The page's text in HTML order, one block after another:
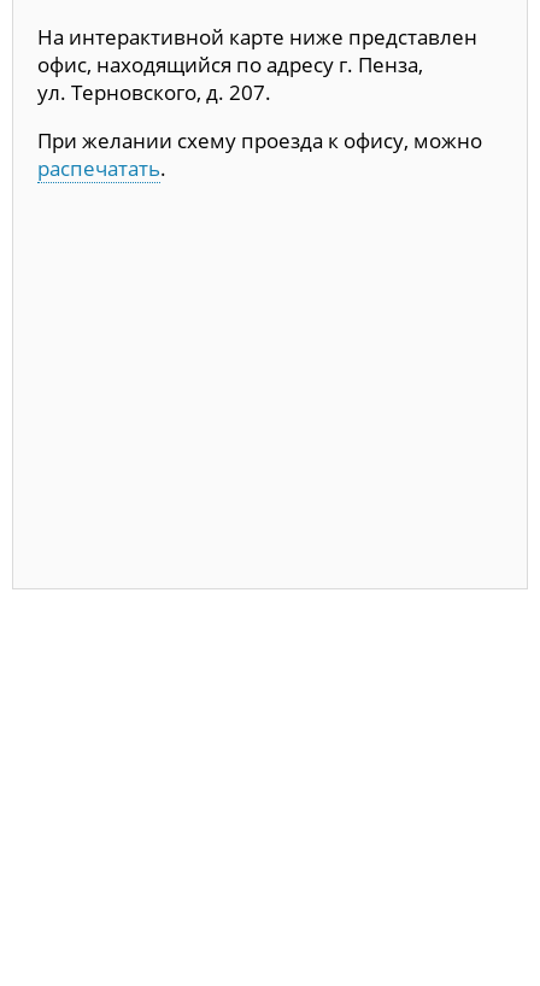
На интерактивной карте ниже представлен
офис, находящийся по адресу г. Пенза,
ул. Терновского, д. 207.
При желании схему проезда к офису, можно
распечатать.